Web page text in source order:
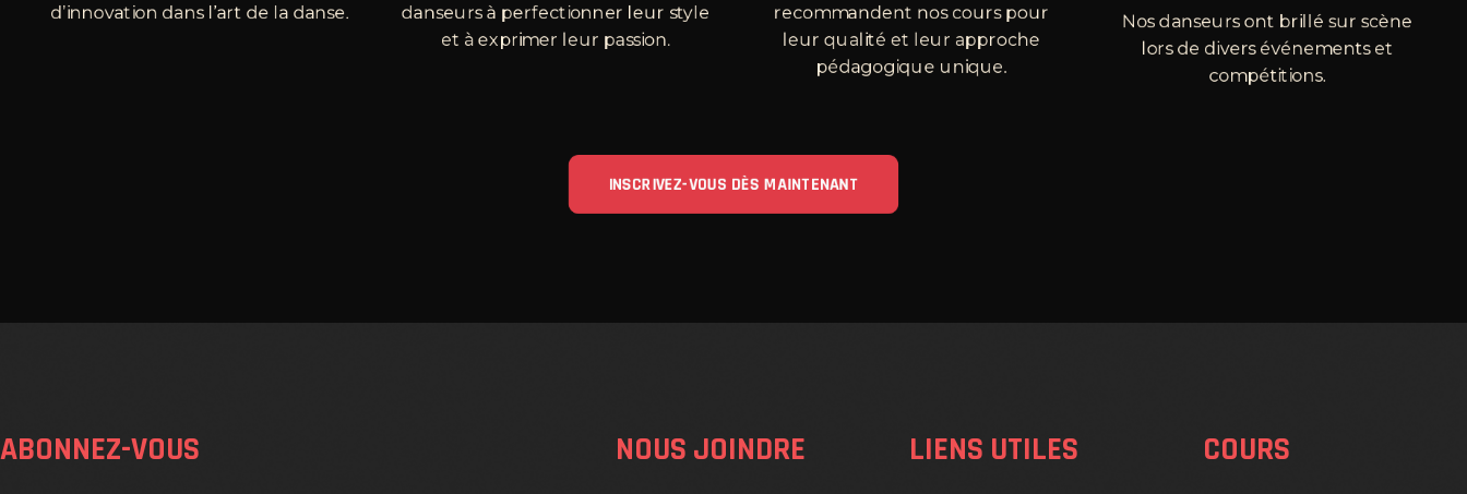
d’innovation dans l’art de la danse.
danseurs à perfectionner leur style
et à exprimer leur passion.
recommandent nos cours pour
leur qualité et leur approche
pédagogique unique.
Nos danseurs ont brillé sur scène
lors de divers événements et
compétitions.
INSCRIVEZ-VOUS DÈS MAINTENANT
ABONNEZ-VOUS NOUS JOINDRE LIENS UTILES COURS